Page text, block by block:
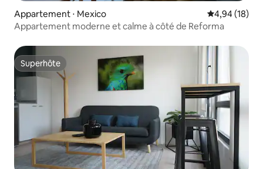
Appartement ⋅ Mexico Évaluation
4,94 (18)
Appartement moderne et calme à côté de Reforma
Superhôte
Superhôte